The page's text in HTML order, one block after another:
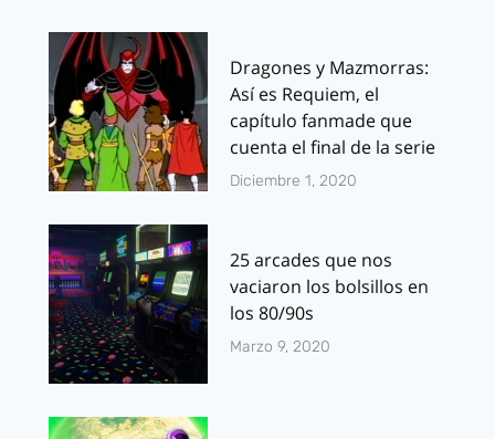
Dragones y Mazmorras:
Así es Requiem, el
capítulo fanmade que
cuenta el final de la serie
Diciembre 1, 2020
25 arcades que nos
vaciaron los bolsillos en
los 80/90s
Marzo 9, 2020